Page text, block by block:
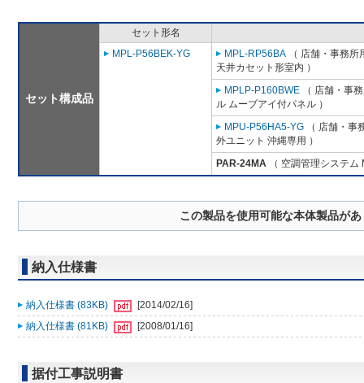
セット構成品
セット形名
MPL-P56BEK-YG
MPL-RP56BA （ 店舗・事務
天井カセット形室内 ）
MPLP-P160BWE （ 店舗・事
ル ムーブアイ付パネル ）
MPU-P56HA5-YG （ 店舗・事
外ユニット 沖縄専用 ）
PAR-24MA （ 空調管理システム
この製品を使用可能な本体製品が
納入仕様書
納入仕様書 (83KB)
[2014/02/16]
納入仕様書 (81KB)
[2008/01/16]
据付工事説明書